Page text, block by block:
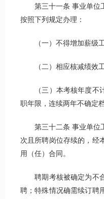
第三十一条 事业单位工
按照下列规定办理：
（一）不得增加薪级工
（二）相应核减绩效工
（三）本考核年度不计
职年限，连续两年不确定
第三十二条 事业单位
次且所聘岗位存续的，经
用（任）合同。
聘期考核被确定为不合
聘；特殊情况确需续订聘